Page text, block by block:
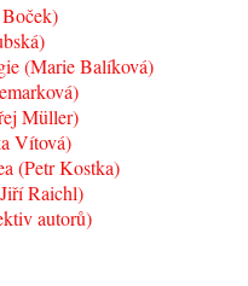
(Marie Balíková)
Müller)
Vítová)
(Petr Kostka)
Raichl)
autorů)